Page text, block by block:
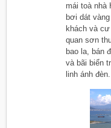
mái toà nhà
bơi dát
khách và
quan sơn
bao la, bán
và bãi biển
linh ánh đèn.